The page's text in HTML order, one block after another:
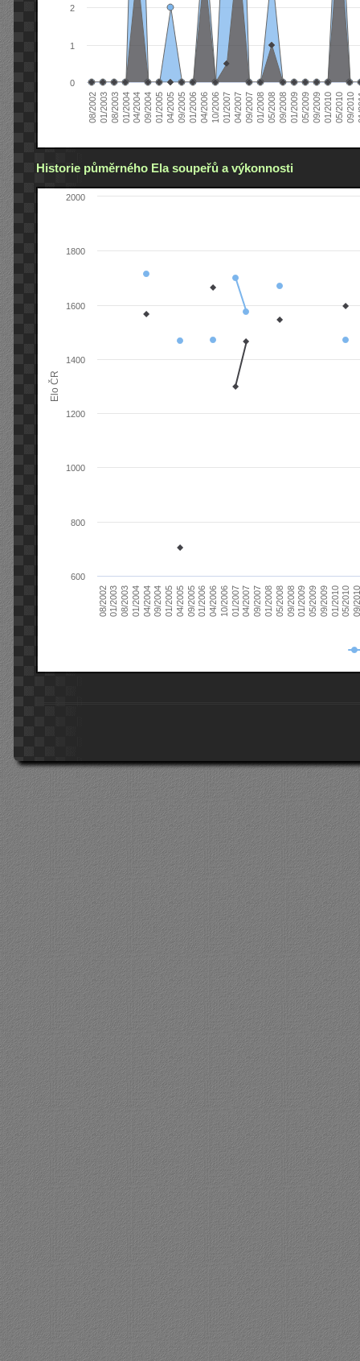
08/200201/200308/200301/200404/200409/200401/200504/200509/200501/200604/200610/200601/200704/200709/200701/200805/200809/200801/200905/200909/200901/201005/201009/2010
0
1
2
Historie půměrného Ela soupeřů a výkonnosti
Elo ČR
08/200201/200308/200301/200404/200409/200401/200504/200509/200501/200604/200610/200601/200704/200709/200701/200805/200809/200801/200905/200909/200901/201005/201009/
600
800
1000
1200
1400
1600
1800
2000